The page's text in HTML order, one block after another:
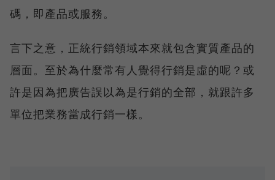
碼，即產品或服務。
言下之意，正統行銷領域本來就包含實質產品的
層面。至於為什麼常有人覺得行銷是虛的呢？或
許是因為把廣告誤以為是行銷的全部，就跟許多
單位把業務當成行銷一樣。